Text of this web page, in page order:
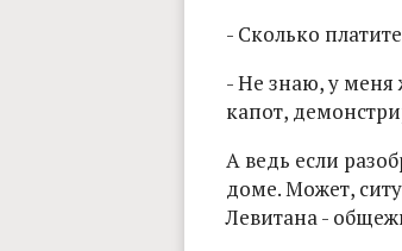
- Сколько
- Не знаю, у меня
капот,
А ведь если
доме. Может,
Левитана -